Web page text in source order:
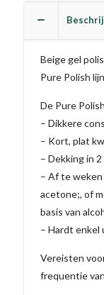
Beige gel
Pure Polish
De Pure
– Dikkere
– Kort, plat
– Dekking in 2
– Af te
acetone;, of
basis van
– Hardt enkel
Vereisten
frequentie